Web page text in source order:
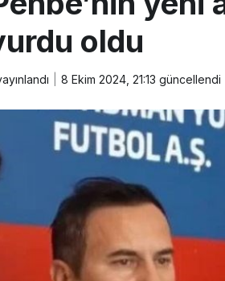
oldu
8 Ekim 2024, 21:13 güncellendi